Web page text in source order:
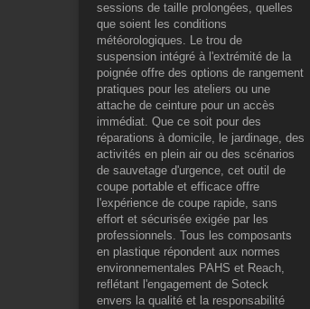
sessions de taille prolongées, quelles
que soient les conditions
météorologiques. Le trou de
suspension intégré à l'extrémité de la
poignée offre des options de rangement
pratiques pour les ateliers ou une
attache de ceinture pour un accès
immédiat. Que ce soit pour des
réparations à domicile, le jardinage, des
activités en plein air ou des scénarios
de sauvetage d'urgence, cet outil de
coupe portable et efficace offre
l'expérience de coupe rapide, sans
effort et sécurisée exigée par les
professionnels. Tous les composants
en plastique répondent aux normes
environnementales PAHS et Reach,
reflétant l'engagement de Soteck
envers la qualité et la responsabilité